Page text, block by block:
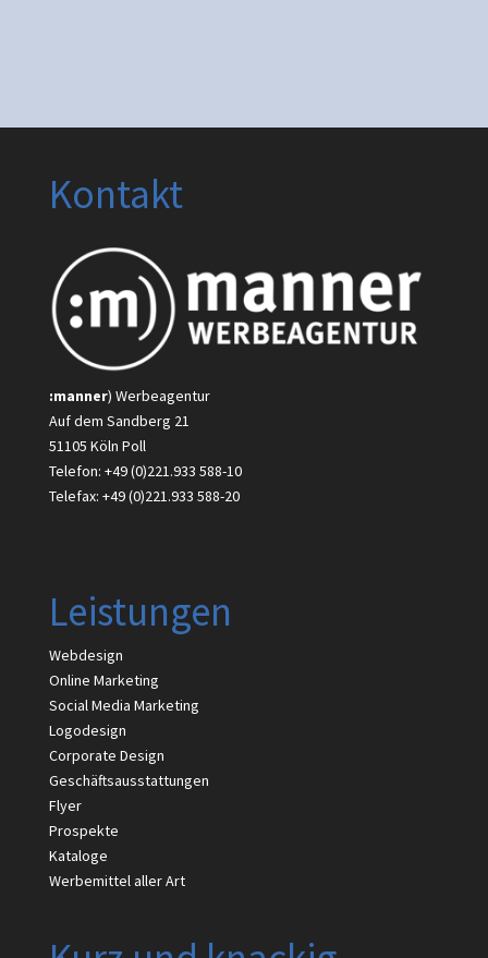
Kontakt
:manner) Werbeagentur
Auf dem Sandberg 21
51105 Köln Poll
Telefon: +49 (0)221.933 588-10
Telefax: +49 (0)221.933 588-20
Leistungen
Webdesign
Online Marketing
Social Media Marketing
Logodesign
Corporate Design
Geschäftsausstattungen
Flyer
Prospekte
Kataloge
Werbemittel aller Art